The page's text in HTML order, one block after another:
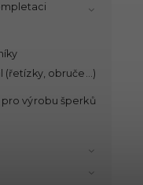
(řetízky, obruče...)
výrobu šperků